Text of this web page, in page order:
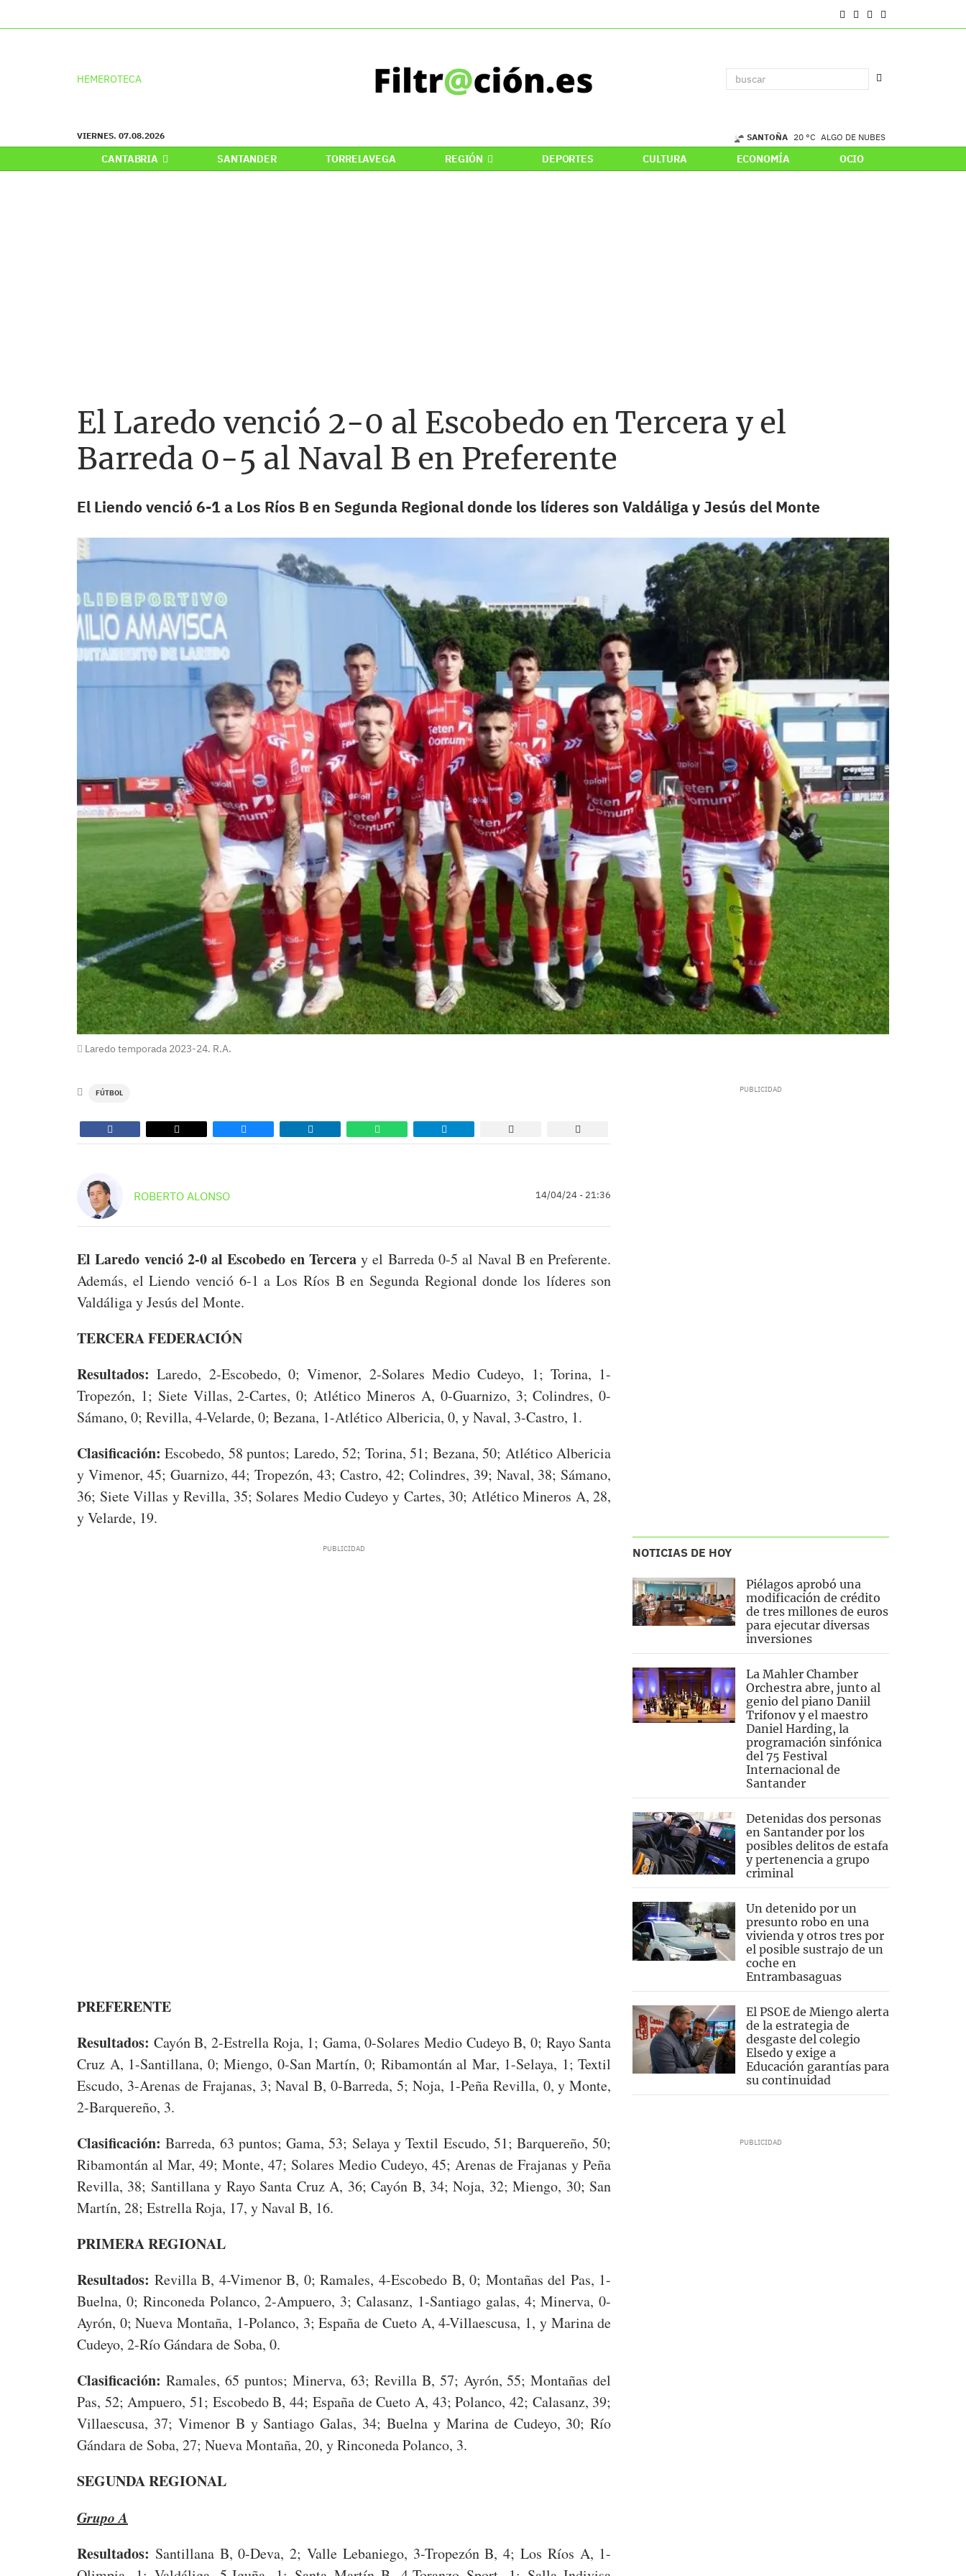
HEMEROTECA
VIERNES. 07.08.2026 SANTOÑA 20 °C ALGO DE NUBES
CANTABRIA SANTANDER TORRELAVEGA REGIÓN DEPORTES CULTURA ECONOMÍA OCIO
El Laredo venció 2-0 al Escobedo en Tercera y el
Barreda 0-5 al Naval B en Preferente
El Liendo venció 6-1 a Los Ríos B en Segunda Regional donde los líderes son Valdáliga y Jesús del Monte
Laredo temporada 2023-24. R.A.
FÚTBOL
ROBERTO ALONSO 14/04/24 - 21:36
El Laredo venció 2-0 al Escobedo en Terceray el Barreda 0-5 al Naval B en Preferente.
Además, el Liendo venció 6-1 a Los Ríos B en Segunda Regional donde los líderes son
Valdáliga y Jesús del Monte.
TERCERA FEDERACIÓN
Resultados:Laredo, 2-Escobedo, 0; Vimenor, 2-Solares Medio Cudeyo, 1; Torina, 1-
Tropezón, 1; Siete Villas, 2-Cartes, 0; Atlético Mineros A, 0-Guarnizo, 3; Colindres, 0-
Sámano, 0; Revilla, 4-Velarde, 0; Bezana, 1-Atlético Albericia, 0, y Naval, 3-Castro, 1.
Clasificación:Escobedo, 58 puntos; Laredo, 52; Torina, 51; Bezana, 50; Atlético Albericia
y Vimenor, 45; Guarnizo, 44; Tropezón, 43; Castro, 42; Colindres, 39; Naval, 38; Sámano,
36; Siete Villas y Revilla, 35; Solares Medio Cudeyo y Cartes, 30; Atlético Mineros A, 28,
y Velarde, 19.
PREFERENTE
Resultados: Cayón B, 2-Estrella Roja, 1; Gama, 0-Solares Medio Cudeyo B, 0; Rayo Santa
Cruz A, 1-Santillana, 0; Miengo, 0-San Martín, 0; Ribamontán al Mar, 1-Selaya, 1; Textil
Escudo, 3-Arenas de Frajanas, 3; Naval B, 0-Barreda, 5; Noja, 1-Peña Revilla, 0, y Monte,
2-Barquereño, 3.
Clasificación:Barreda, 63 puntos; Gama, 53; Selaya y Textil Escudo, 51; Barquereño, 50;
Ribamontán al Mar, 49; Monte, 47; Solares Medio Cudeyo, 45; Arenas de Frajanas y Peña
Revilla, 38; Santillana y Rayo Santa Cruz A, 36; Cayón B, 34; Noja, 32; Miengo, 30; San
Martín, 28; Estrella Roja, 17, y Naval B, 16.
PRIMERA REGIONAL
Resultados: Revilla B, 4-Vimenor B, 0; Ramales, 4-Escobedo B, 0; Montañas del Pas, 1-
Buelna, 0; Rinconeda Polanco, 2-Ampuero, 3; Calasanz, 1-Santiago galas, 4; Minerva, 0-
Ayrón, 0; Nueva Montaña, 1-Polanco, 3; España de Cueto A, 4-Villaescusa, 1, y Marina de
Cudeyo, 2-Río Gándara de Soba, 0.
Clasificación: Ramales, 65 puntos; Minerva, 63; Revilla B, 57; Ayrón, 55; Montañas del
Pas, 52; Ampuero, 51; Escobedo B, 44; España de Cueto A, 43; Polanco, 42; Calasanz, 39;
Villaescusa, 37; Vimenor B y Santiago Galas, 34; Buelna y Marina de Cudeyo, 30; Río
Gándara de Soba, 27; Nueva Montaña, 20, y Rinconeda Polanco, 3.
SEGUNDA REGIONAL
Grupo A
Resultados: Santillana B, 0-Deva, 2; Valle Lebaniego, 3-Tropezón B, 4; Los Ríos A, 1-
NOTICIAS DE HOY
Piélagos aprobó una
modificación de crédito
de tres millones de euros
para ejecutar diversas
inversiones
La Mahler Chamber
Orchestra abre, junto al
genio del piano Daniil
Trifonov y el maestro
Daniel Harding, la
programación sinfónica
del 75 Festival
Internacional de
Santander
Detenidas dos personas
en Santander por los
posibles delitos de estafa
y pertenencia a grupo
criminal
Un detenido por un
presunto robo en una
vivienda y otros tres por
el posible sustrajo de un
coche en
Entrambasaguas
El PSOE de Miengo alerta
de la estrategia de
desgaste del colegio
Elsedo y exige a
Educación garantías para
su continuidad